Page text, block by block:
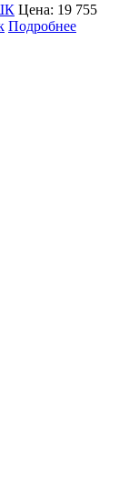
Цена: 19 755
Подробнее